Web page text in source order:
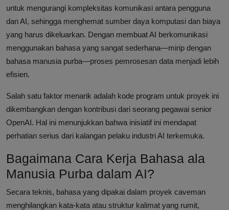
untuk mengurangi kompleksitas komunikasi antara pengguna
dan AI, sehingga menghemat sumber daya komputasi dan biaya
yang harus dikeluarkan. Dengan membuat AI berkomunikasi
menggunakan bahasa yang sangat sederhana—mirip dengan
bahasa manusia purba—proses pemrosesan data menjadi lebih
efisien.
Salah satu faktor menarik adalah kode program untuk proyek ini
dikembangkan dengan kontribusi dari seorang pegawai senior
OpenAI. Hal ini menunjukkan bahwa inisiatif ini mendapat
perhatian serius dari kalangan pelaku industri AI terkemuka.
Bagaimana Cara Kerja Bahasa ala
Manusia Purba dalam AI?
Secara teknis, bahasa yang dipakai dalam proyek caveman
menghilangkan kata-kata atau struktur kalimat yang rumit,